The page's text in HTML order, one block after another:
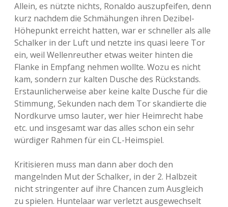
Allein, es nützte nichts, Ronaldo auszupfeifen, denn
kurz nachdem die Schmähungen ihren Dezibel-
Höhepunkt erreicht hatten, war er schneller als alle
Schalker in der Luft und netzte ins quasi leere Tor
ein, weil Wellenreuther etwas weiter hinten die
Flanke in Empfang nehmen wollte. Wozu es nicht
kam, sondern zur kalten Dusche des Rückstands.
Erstaunlicherweise aber keine kalte Dusche für die
Stimmung, Sekunden nach dem Tor skandierte die
Nordkurve umso lauter, wer hier Heimrecht habe
etc. und insgesamt war das alles schon ein sehr
würdiger Rahmen für ein CL-Heimspiel.
Kritisieren muss man dann aber doch den
mangelnden Mut der Schalker, in der 2. Halbzeit
nicht stringenter auf ihre Chancen zum Ausgleich
zu spielen. Huntelaar war verletzt ausgewechselt